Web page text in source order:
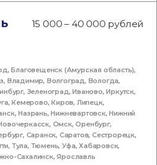
15 000 – 40 000 рублей
,Благовещенск (Амурская область),
, Владимир, Волгоград, Вологда,
, Зеленоград,Иваново,Иркутск,
,Кемерово,Киров, Липецк,
,Назрань,Нижневартовск,Нижний
, Омск,Оренбург,
, Саранск, Саратов,Сестрорецк,
, Тула, Тюмень,Уфа,Хабаровск,
Сахалинск,Ярославль